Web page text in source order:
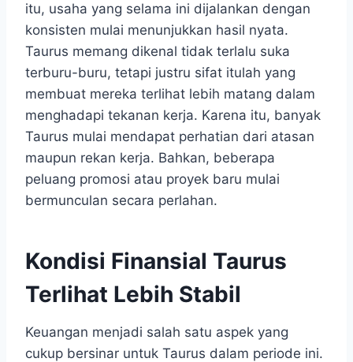
itu, usaha yang selama ini dijalankan dengan
konsisten mulai menunjukkan hasil nyata.
Taurus memang dikenal tidak terlalu suka
terburu-buru, tetapi justru sifat itulah yang
membuat mereka terlihat lebih matang dalam
menghadapi tekanan kerja. Karena itu, banyak
Taurus mulai mendapat perhatian dari atasan
maupun rekan kerja. Bahkan, beberapa
peluang promosi atau proyek baru mulai
bermunculan secara perlahan.
Kondisi Finansial Taurus
Terlihat Lebih Stabil
Keuangan menjadi salah satu aspek yang
cukup bersinar untuk Taurus dalam periode ini.